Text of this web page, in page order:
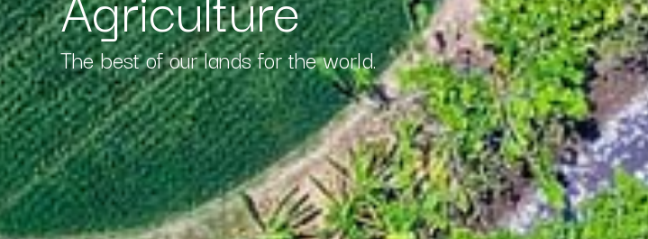
The best of our lands for the world.